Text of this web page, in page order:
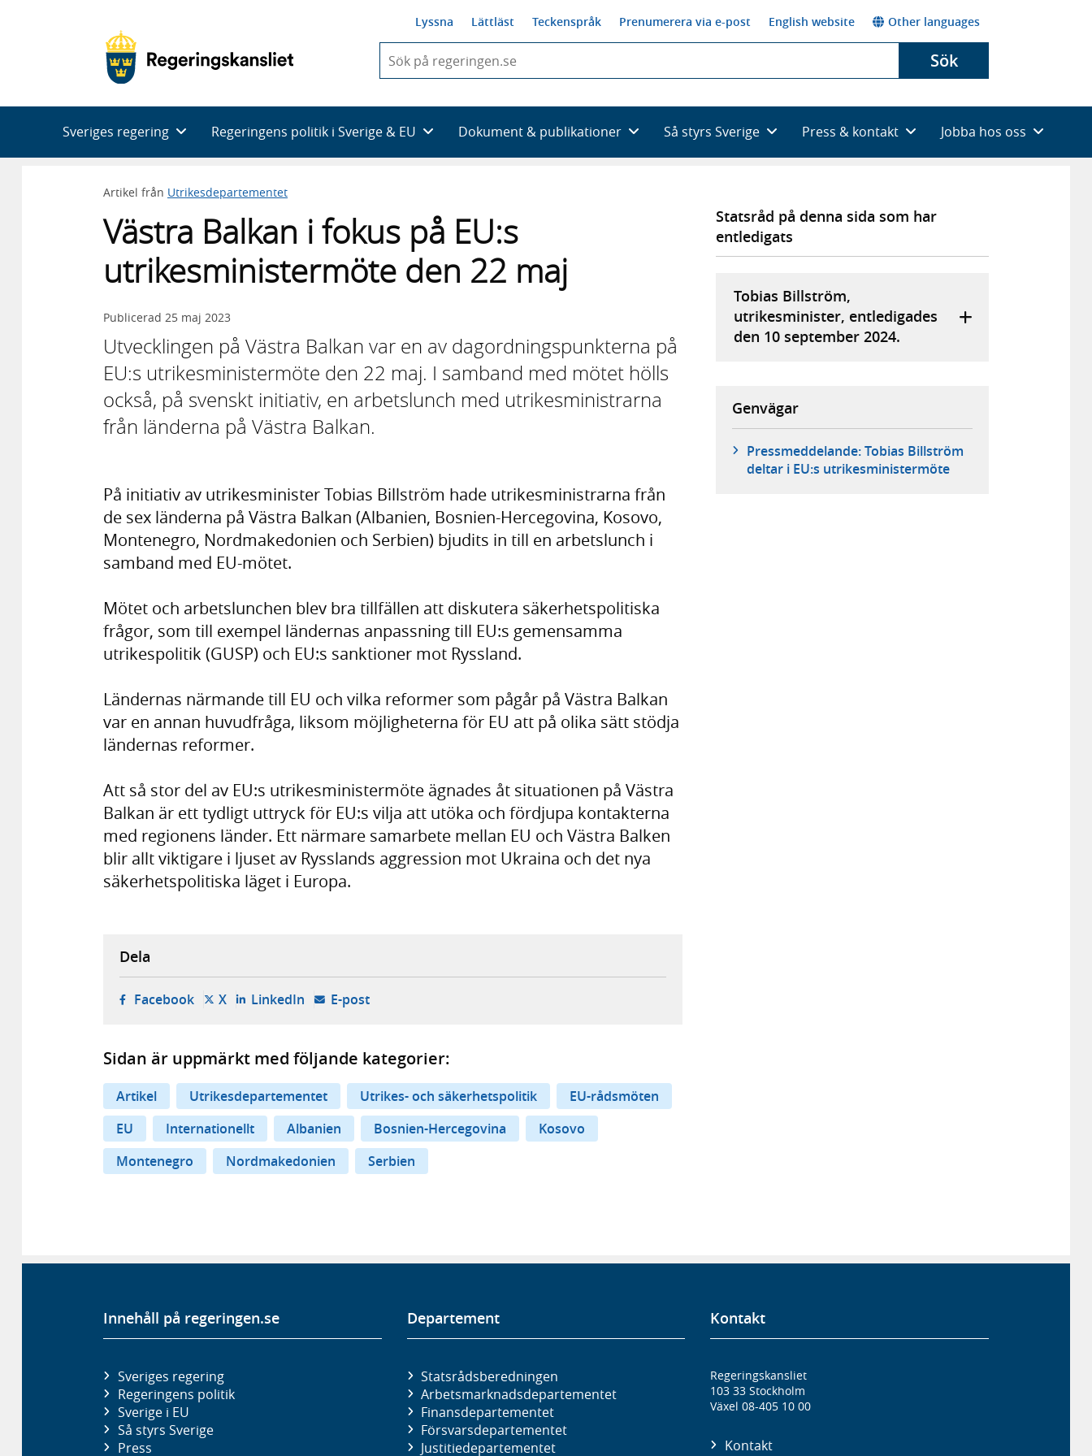
Lyssna Lättläst Teckenspråk Prenumerera via e-post English website Other languages
du
skriva
framträder
en
sökförslag
Sök
Sveriges regering Regeringens politik i Sverige & EU Dokument & publikationer Så styrs Sverige Press & kontakt Jobba hos oss
Artikel från Utrikesdepartementet
Västra Balkan i fokus på EU:s
utrikesministermöte den 22 maj
Publicerad 25 maj 2023
Utvecklingen på Västra Balkan var en av dagordningspunkterna på
EU:s utrikesministermöte den 22 maj. I samband med mötet hölls
också, på svenskt initiativ, en arbetslunch med utrikesministrarna
från länderna på Västra Balkan.
På initiativ av utrikesminister Tobias Billström hade utrikesministrarna från
de sex länderna på Västra Balkan (Albanien, Bosnien-Hercegovina, Kosovo,
Montenegro, Nordmakedonien och Serbien) bjudits in till en arbetslunch i
samband med EU-mötet.
Mötet och arbetslunchen blev bra tillfällen att diskutera säkerhetspolitiska
frågor, som till exempel ländernas anpassning till EU:s gemensamma
utrikespolitik (GUSP) och EU:s sanktioner mot Ryssland.
Ländernas närmande till EU och vilka reformer som pågår på Västra Balkan
var en annan huvudfråga, liksom möjligheterna för EU att på olika sätt stödja
ländernas reformer.
Att så stor del av EU:s utrikesministermöte ägnades åt situationen på Västra
Balkan är ett tydligt uttryck för EU:s vilja att utöka och fördjupa kontakterna
med regionens länder. Ett närmare samarbete mellan EU och Västra Balken
blir allt viktigare i ljuset av Rysslands aggression mot Ukraina och det nya
säkerhetspolitiska läget i Europa.
Statsråd på denna sida som har
entledigats
Tobias Billström,
utrikesminister, entledigades
den 10 september 2024.
Genvägar
Pressmeddelande: Tobias Billström
deltar i EU:s utrikesministermöte
Dela
Facebook- öppnas i ny flik, extern webbplats,
X- öppnas i ny flik, extern webbplats,
LinkedIn- öppnas i ny flik, extern webbplats,
E-post- öppnar din e-postklient,
Sidan är uppmärkt med följande kategorier:
Artikel Utrikesdepartementet Utrikes- och säkerhetspolitik
EU-rådsmöten
EU
Internationellt Albanien Bosnien-Hercegovina
Kosovo
Montenegro
Nordmakedonien Serbien
Innehåll på regeringen.se
Sveriges regering
Regeringens politik
Sverige i EU
Så styrs Sverige
Press
Departement
Statsrådsberedningen
Arbetsmarknads­departementet
Finans­departementet
Försvars­departementet
Justitie­departementet
Kontakt
Regeringskansliet
103 33 Stockholm
Växel 08-405 10 00
Kontakt